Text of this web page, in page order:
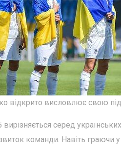
відкрито висловлює свою
вирізняється серед
команди. Навіть граючи